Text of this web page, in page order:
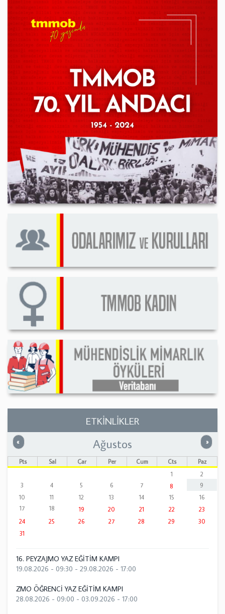
ETKİNLİKLER
« Önceki »
Ağustos
Pts Sal Çar Per Cum Cts
Paz
1
2
3
4 5 6 7 8
9
10
11 12 13 14 15
16
17
18 19 20 21 22
23
24
25 26 27 28 29
30
31
16. PEYZAJMO YAZ EĞİTİM KAMPI
19.08.2026 - 09:30 - 29.08.2026 - 17:00
ZMO ÖĞRENCİ YAZ EĞİTİM KAMPI
28.08.2026 - 09:00 - 03.09.2026 - 17:00